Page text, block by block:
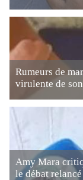
Rumeurs de
virulente de
Amy Mara
le débat